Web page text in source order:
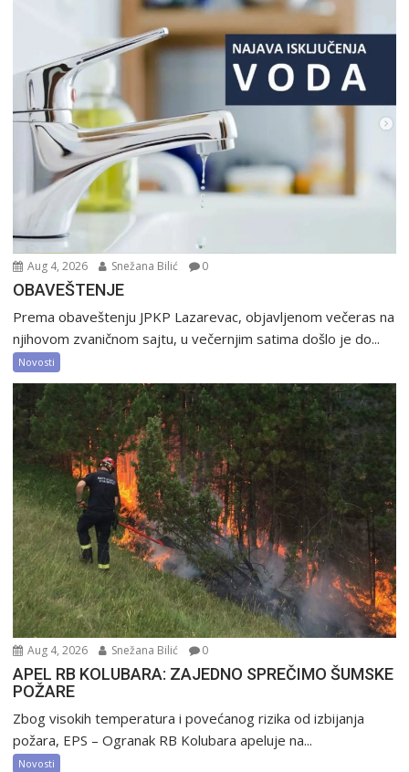
Aug 4, 2026 Snežana Bilić 0
OBAVEŠTENJE
Prema obaveštenju JPKP Lazarevac, objavljenom večeras na
njihovom zvaničnom sajtu, u večernjim satima došlo je do...
Novosti
Aug 4, 2026 Snežana Bilić 0
APEL RB KOLUBARA: ZAJEDNO SPREČIMO ŠUMSKE
POŽARE
Zbog visokih temperatura i povećanog rizika od izbijanja
požara, EPS – Ogranak RB Kolubara apeluje na...
Novosti